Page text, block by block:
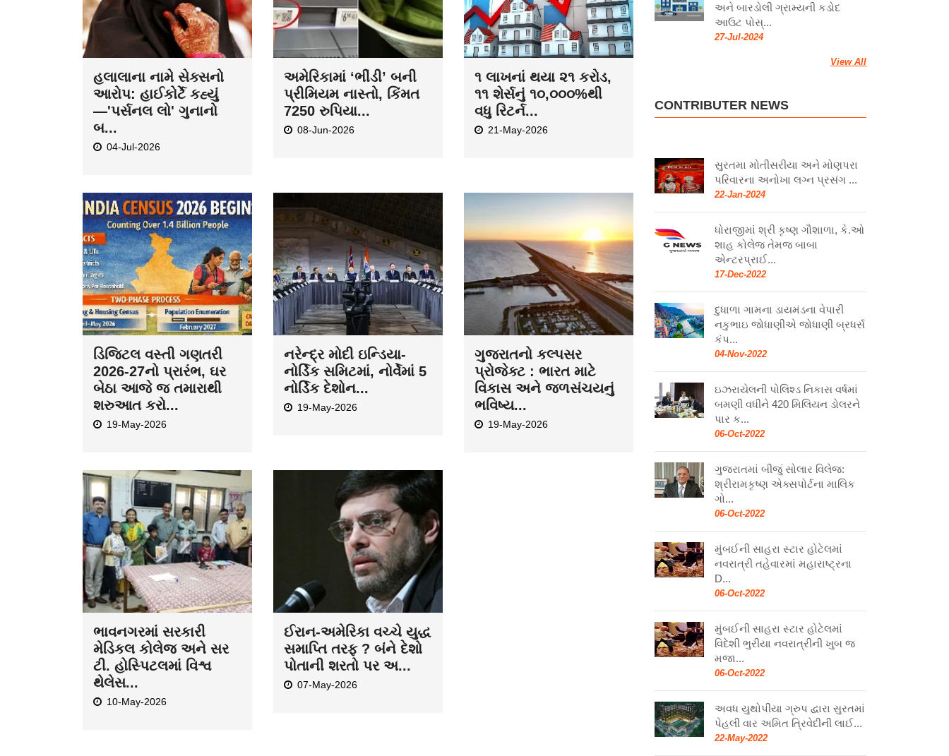
હલાલાના નામે સેક્સનો
આરોપ: હાઈકોર્ટે કહ્યું
—'પર્સનલ લો' ગુનાનો
બ...
04-Jul-2026
અમેરિકામાં ‘ભીંડી’ બની
પ્રીમિયમ નાસ્તો, કિંમત
7250 રુપિયા...
08-Jun-2026
૧ લાખનાં થયા ૨૧ કરોડ,
૧૧ શેર્સનું ૧૦,૦૦૦%થી
વધુ રિટર્ન...
21-May-2026
ડિજિટલ વસ્તી ગણતરી
2026-27નો પ્રારંભ, ઘર
બેઠા આજે જ તમારાથી
શરુઆત કરો...
19-May-2026
નરેન્દ્ર મોદી ઇન્ડિયા-
નોર્ડિક સમિટમાં, નોર્વેમાં 5
નોર્ડિક દેશોન...
19-May-2026
ગુજરાતનો કલ્પસર
પ્રોજેક્ટ : ભારત માટે
વિકાસ અને જળસંચયનું
ભવિષ્ય...
19-May-2026
ભાવનગરમાં સરકારી
મેડિકલ કોલેજ અને સર
ટી. હોસ્પિટલમાં વિશ્વ
થેલેસ...
10-May-2026
ઈરાન-અમેરિકા વચ્ચે યુદ્ધ
સમાપ્તિ તરફ ? બંને દેશો
પોતાની શરતો પર અ...
07-May-2026
અને બારડોલી ગ્રામ્યની કડોદ
આઉટ પોસ્...
27-Jul-2024
View All
CONTRIBUTER NEWS
સુરતમા મોતીસરીયા અને મોણપરા
પરિવારના અનોખા લગ્ન પ્રસંગ ...
22-Jan-2024
ધોરાજીમાં શ્રી કૃષ્ણ ગૌશાળા, કે.ઓ
શાહ કોલેજ તેમજ બાબા
એન્ટરપ્રાઈ...
17-Dec-2022
દુધાળા ગામના ડાયમંડના વેપારી
નકુભાઇ જોધાણીએ જોધાણી બ્રધર્સ
કંપ...
04-Nov-2022
ઇઝરાયેલની પોલિશ્ડ નિકાસ વર્ષમાં
બમણી વધીને 420 મિલિયન ડોલરને
પાર ક...
06-Oct-2022
ગુજરાતમાં બીજું સોલાર વિલેજ:
શ્રીરામકૃષ્ણ એક્સપોર્ટના માલિક
ગો...
06-Oct-2022
મુંબઈની સાહરા સ્ટાર હોટેલમાં
નવરાત્રી તહેવારમાં મહારાષ્ટ્રના
D...
06-Oct-2022
મુંબઈની સાહરા સ્ટાર હોટેલમાં
વિદેશી ભુરીયા નવરાત્રીની ખુબ જ
મજા...
06-Oct-2022
અવધ યુથોપીયા ગ્રુપ દ્વારા સુરતમાં
પેહલી વાર અમિત ત્રિવેદીની લાઈ...
22-May-2022